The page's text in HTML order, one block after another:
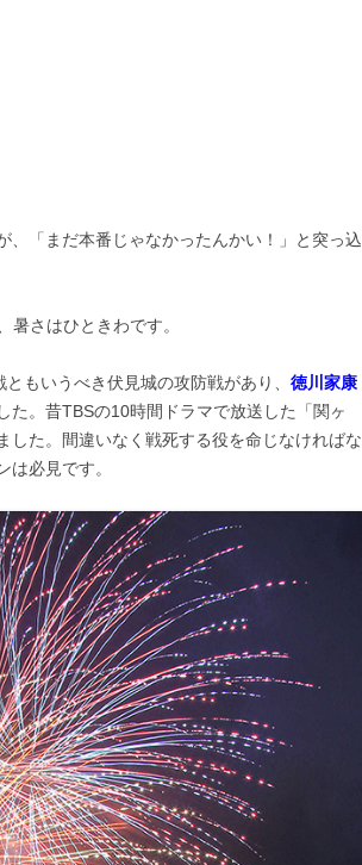
、「まだ本番じゃなかったんかい！」と突っ込
さはひときわです。
ともいうべき伏見城の攻防戦があり、 徳川家康
た。昔TBSの10時間ドラマで放送した「関ヶ
した。間違いなく戦死する役を命じなければな
必見です。